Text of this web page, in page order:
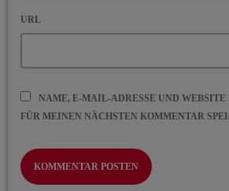
URL
NAME, E-MAIL-ADRESSE UND WEBSITE
FÜR MEINEN NÄCHSTEN KOMMENTAR